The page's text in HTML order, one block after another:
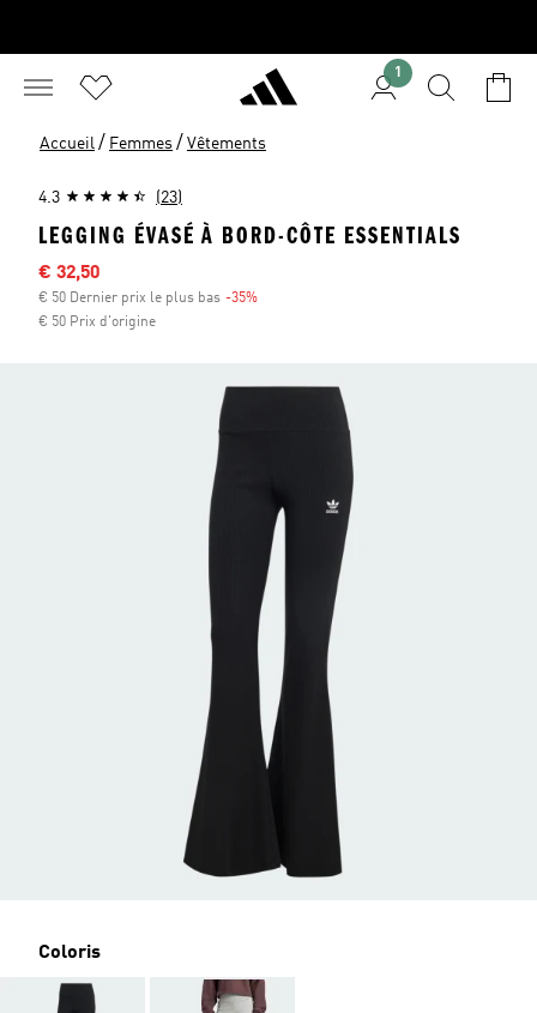
1
Accueil / Femmes / Vêtements
4.3 (23)
LEGGING ÉVASÉ À BORD-CÔTE ESSENTIALS
Sale price
€ 32,50
€ 50 Dernier prix le plus bas -35%
€ 50 Prix d'origine
Coloris